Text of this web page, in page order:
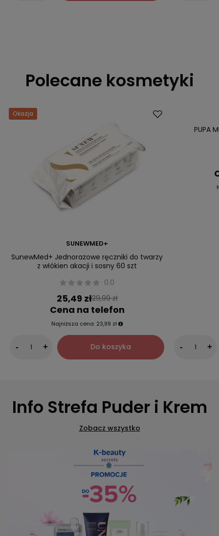
Polecane kosmetyki
Okazja
SUNEWMED+
SunewMed+ Jednorazowe ręczniki do twarzy
z włókien akacji i sosny 60 szt
0.0
25,49 zł29,99 zł
Cena na telefon
Najniższa cena: 23,99 zł
- + Do koszyka
NaszPUPA
- +
Info Strefa Puder i Krem
Zobacz wszystko